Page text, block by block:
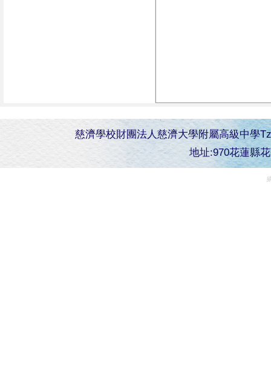
慈濟學校財團法人慈濟大學附屬高級中學
地址:970花蓮縣